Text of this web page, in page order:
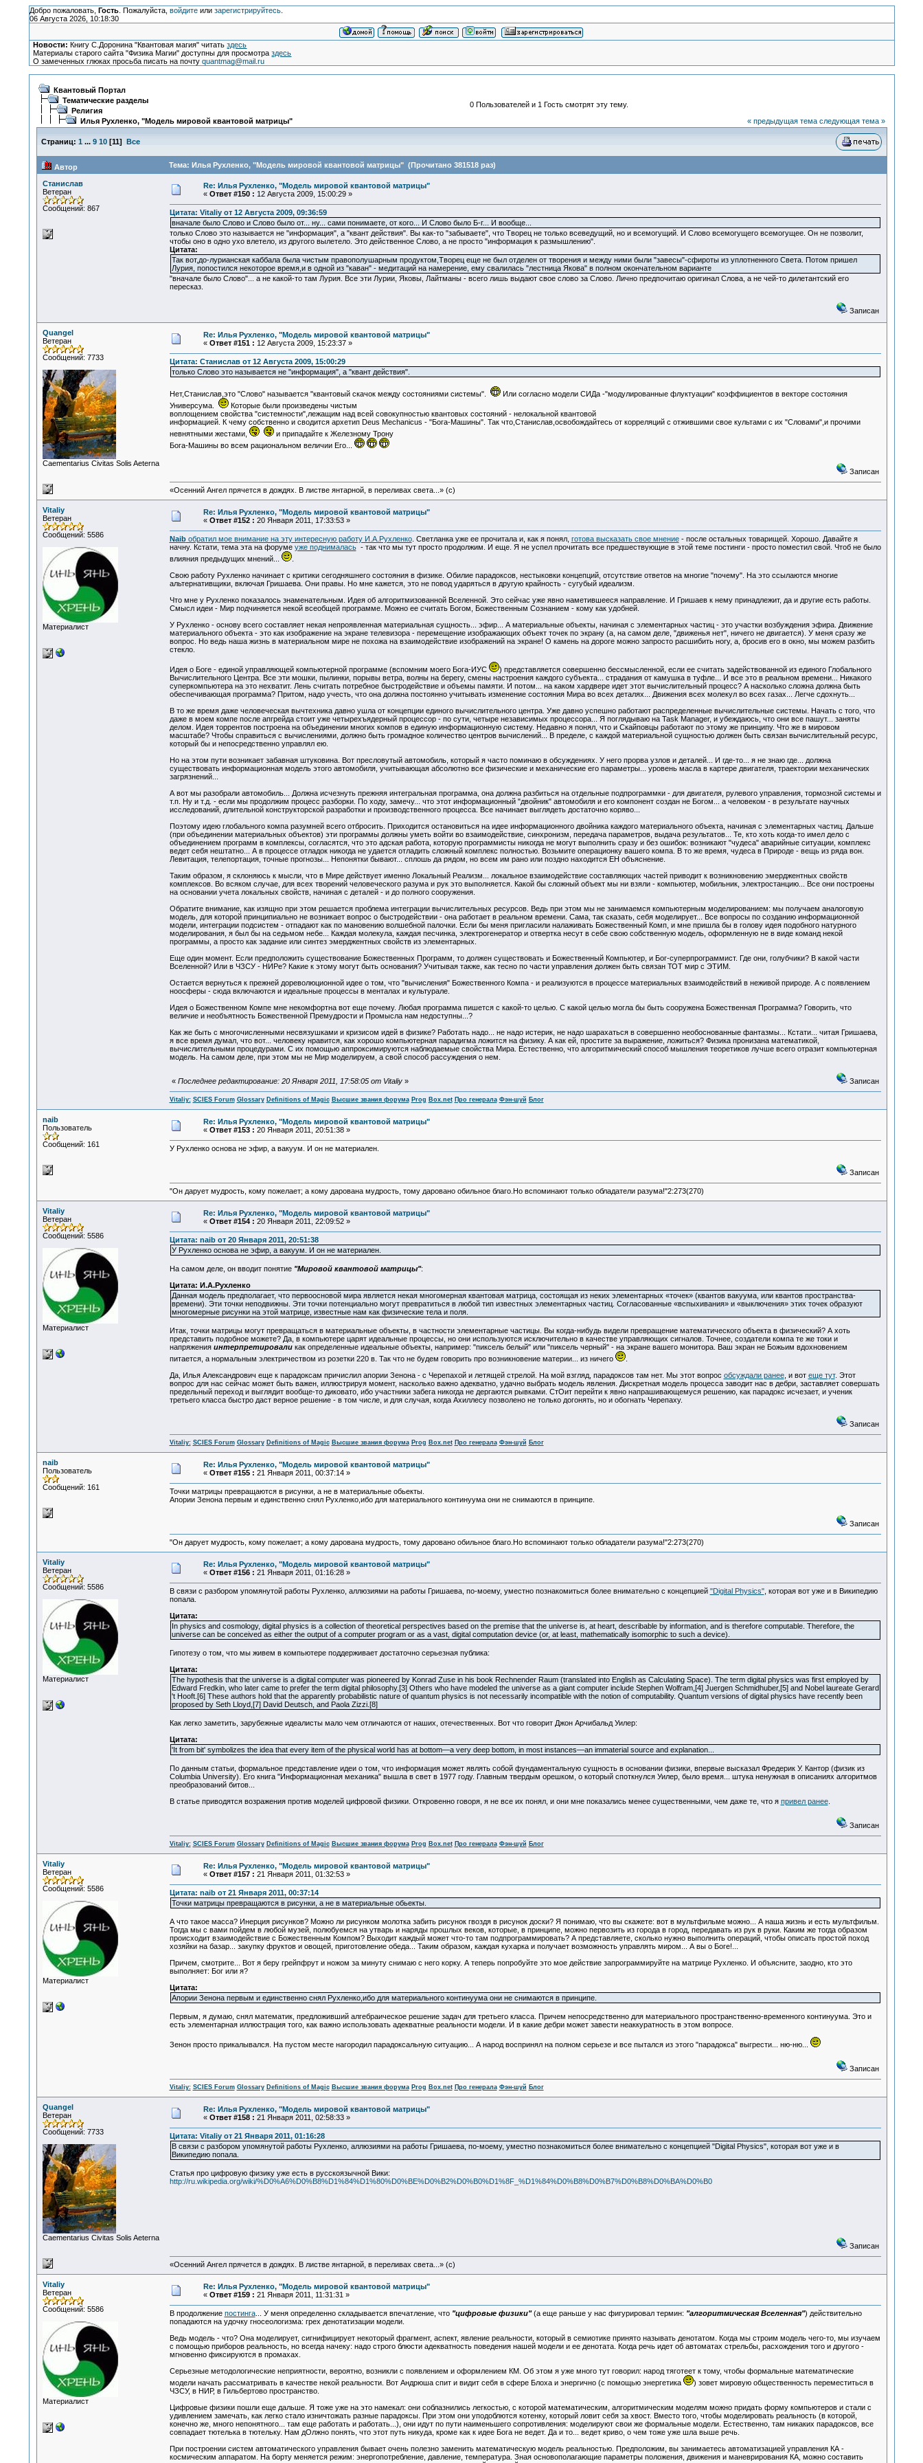
Добро пожаловать, Гость. Пожалуйста, войдитеили зарегистрируйтесь.
06 Августа 2026, 10:18:30
Новости: Книгу С.Доронина "Квантовая магия" читатьздесь
Материалы старого сайта "Физика Магии" доступны для просмотраздесь
О замеченных глюках просьба писать на почтуquantmag@mail.ru
Квантовый Портал
Тематические разделы
Религия
Илья Рухленко, "Модель мировой квантовой матрицы"
0 Пользователей и 1 Гость смотрят эту тему.
« предыдущая тема следующая тема »
Страниц: 1 ... 9 10[11] Все
Автор Тема: Илья Рухленко, "Модель мировой квантовой матрицы" (Прочитано 381518 раз)
Станислав
Ветеран
Сообщений: 867
Re: Илья Рухленко, "Модель мировой квантовой матрицы"
« Ответ #150 : 12 Августа 2009, 15:00:29 »
Цитата: Vitaliy от 12 Августа 2009, 09:36:59
вначале было Слово и Слово было от... ну... сами понимаете, от кого... И Слово было Б-г... И вообще...
только Слово это называется не "информация", а "квант действия". Вы как-то "забываете", что Творец не только всеведущий, но и всемогущий. И Слово всемогущего всемогущее. Он не позволит,
чтобы оно в одно ухо влетело, из другого вылетело. Это действенное Слово, а не просто "информация к размышлению".
Цитата:
Так вот,до-лурианская каббала была чистым правополушарным продуктом,Творец еще не был отделен от творения и между ними были "завесы"-сфироты из уплотненного Света. Потом пришел
Лурия, попостился некоторое время,и в одной из "каван" - медитаций на намерение, ему свалилась "лестница Якова" в полном окончательном варианте
"вначале было Слово"... а не какой-то там Лурия. Все эти Лурии, Яковы, Лайтманы - всего лишь выдают свое слово за Слово. Лично предпочитаю оригинал Слова, а не чей-то дилетантский его
пересказ.
Записан
Quangel
Ветеран
Сообщений: 7733
Сaementarius Civitas Solis Aeterna
Re: Илья Рухленко, "Модель мировой квантовой матрицы"
« Ответ #151 : 12 Августа 2009, 15:23:37 »
Цитата: Станислав от 12 Августа 2009, 15:00:29
только Слово это называется не "информация", а "квант действия".
Нет,Станислав,это "Слово" называется "квантовый скачок между состояниями системы".
Или согласно модели СИДа -"модулированные флуктуации" коэффициентов в векторе состояния
Универсума.
Которые были произведены чистым
воплощением свойства "системности",лежащим над всей совокупностью квантовых состояний - нелокальной квантовой
информацией. К чему собственно и сводится архетип Deus Mechanicus - "Бога-Машины". Так что,Станислав,освобождайтесь от корреляций с отжившими свое культами с их "Словами",и прочими
невнятными жестами,
и припадайте к Железному Трону
Бога-Машины во всем рациональном величии Его...
Записан
«Осенний Ангел прячется в дождях. В листве янтарной, в переливах света...» (c)
Vitaliy
Ветеран
Сообщений: 5586
Материалист
Re: Илья Рухленко, "Модель мировой квантовой матрицы"
« Ответ #152 : 20 Января 2011, 17:33:53 »
Naibобратил мое внимание на эту интересную работу И.А.Рухленко. Светланка уже ее прочитала и, как я понял, готова высказать свое мнение- после остальных товарищей. Хорошо. Давайте я
начну. Кстати, тема эта на форуме уже поднималась- так что мы тут просто продолжим. И еще. Я не успел прочитать все предшествующие в этой теме постинги - просто поместил свой. Чтоб не было
влияния предыдущих мнений...
.
Свою работу Рухленко начинает с критики сегодняшнего состояния в физике. Обилие парадоксов, нестыковки концепций, отсутствие ответов на многие "почему". На это ссылаются многие
альтернативщики, включая Гришаева. Они правы. Но мне кажется, это не повод ударяться в другую крайность - сугубый идеализм.
Что мне у Рухленко показалось знаменательным. Идея об алгоритмизованной Вселенной. Это сейчас уже явно наметившееся направление. И Гришаев к нему принадлежит, да и другие есть работы.
Смысл идеи - Мир подчиняется некой всеобщей программе. Можно ее считать Богом, Божественным Сознанием - кому как удобней.
У Рухленко - основу всего составляет некая непроявленная материальная сущность... эфир... А материальные объекты, начиная с элементарных частиц - это участки возбуждения эфира. Движение
материального объекта - это как изображение на экране телевизора - перемещение изображающих объект точек по экрану (а, на самом деле, "движенья нет", ничего не двигается). У меня сразу же
вопрос. Но ведь наша жизнь в материальном мире не похожа на взаимодействие изображений на экране! О камень на дороге можно запросто расшибить ногу, а, бросив его в окно, мы можем разбить
стекло.
Идея о Боге - единой управляющей компьютерной программе (вспомним моего Бога-ИУС
) представляется совершенно бессмысленной, если ее считать задействованной из единого Глобального
Вычислительного Центра. Все эти мошки, пылинки, порывы ветра, волны на берегу, смены настроения каждого субъекта... страдания от камушка в туфле... И все это в реальном времени... Никакого
суперкомпьютера на это нехватит. Лень считать потребное быстродействие и объемы памяти. И потом... на каком хардвере идет этот вычислительный процесс? А насколько сложна должна быть
обеспечивающая программа? Притом, надо учесть, что она должна постоянно учитывать изменение состояния Мира во всех деталях... Движения всех молекул во всех газах... Легче сдохнуть...
В то же время даже человеческая вычтехника давно ушла от концепции единого вычислительного центра. Уже давно успешно работают распределенные вычислительные системы. Начать с того, что
даже в моем компе после апгрейда стоит уже четырехъядерный процессор - по сути, четыре независимых процессора... Я поглядываю на Task Manager, и убеждаюсь, что они все пашут... заняты
делом. Идея торрентов построена на объединении многих компов в единую информационную систему. Недавно я понял, что и Скайповцы работают по этому же принципу. Что же в мировом
масштабе? Чтобы справиться с вычислениями, должно быть громадное количество центров вычислений... В пределе, с каждой материальной сущностью должен быть связан вычислительный ресурс,
который бы и непосредственно управлял ею.
Но на этом пути возникает забавная штуковина. Вот пресловутый автомобиль, который я часто поминаю в обсуждениях. У него прорва узлов и деталей... И где-то... я не знаю где... должна
существовать информационная модель этого автомобиля, учитывающая абсолютно все физические и механические его параметры... уровень масла в картере двигателя, траектории механических
загрязнений...
А вот мы разобрали автомобиль... Должна исчезнуть прежняя интегральная программа, она должна разбиться на отдельные подпрограммки - для двигателя, рулевого управления, тормозной системы и
т.п. Ну и т.д. - если мы продолжим процесс разборки. По ходу, замечу... что этот информационный "двойник" автомобиля и его компонент создан не Богом... а человеком - в результате научных
исследований, длительной конструкторской разработки и производственного процесса. Все начинает выглядеть достаточно коряво...
Поэтому идею глобального компа разумней всего отбросить. Приходится остановиться на идее информационного двойника каждого материального объекта, начиная с элементарных частиц. Дальше
(при объединении материальных объектов) эти программы должны уметь войти во взаимодействие, синхронизм, передача параметров, выдача результатов... Те, кто хоть когда-то имел дело с
объединением программ в комплексы, согласятся, что это адская работа, которую программисты никогда не могут выполнить сразу и без ошибок: возникают "чудеса" аварийные ситуации, комплекс
ведет себя нештатно... А в процессе отладок никогда не удается отладить сложный комплекс полностью. Возьмите операционку вашего компа. В то же время, чудеса в Природе - вещь из ряда вон.
Левитация, телепортация, точные прогнозы... Непонятки бывают... сплошь да рядом, но всем им рано или поздно находится ЕН объяснение.
Таким образом, я склоняюсь к мысли, что в Мире действует именно Локальный Реализм... локальное взаимодействие составляющих частей приводит к возникновению эмерджентных свойств
комплексов. Во всяком случае, для всех творений человеческого разума и рук это выполняется. Какой бы сложный объект мы ни взяли - компьютер, мобильник, электростанцию... Все они построены
на основании учета локальных свойств, начиная с деталей - и до полного сооружения.
Обратите внимание, как изящно при этом решается проблема интеграции вычислительных ресурсов. Ведь при этом мы не занимаемся компьютерным моделированием: мы получаем аналоговую
модель, для которой принципиально не возникает вопрос о быстродействии - она работает в реальном времени. Сама, так сказать, себя моделирует... Все вопросы по созданию информационной
модели, интеграции подсистем - отпадают как по мановению волшебной палочки. Если бы меня пригласили налаживать Божественный Комп, и мне пришла бы в голову идея подобного натурного
моделирования, я был бы на седьмом небе... Каждая молекула, каждая песчинка, электрогенератор и отвертка несут в себе свою собственную модель, оформленную не в виде команд некой
программы, а просто как задание или синтез эмерджентных свойств из элементарных.
Еще один момент. Если предположить существование Божественных Программ, то должен существовать и Божественный Компьютер, и Бог-суперпрограммист. Где они, голубчики? В какой части
Вселенной? Или в ЧЗСУ - НИРе? Какие к этому могут быть основания? Учитывая также, как тесно по части управления должен быть связан ТОТ мир с ЭТИМ.
Остается вернуться к прежней дореволюционной идее о том, что "вычисления" Божественного Компа - и реализуются в процессе материальных взаимодействий в неживой природе. А с появлением
ноосферы - сюда включаются и идеальные процессы в менталах и культурале.
Идея о Божественном Компе мне некомфортна вот еще почему. Любая программа пишется с какой-то целью. С какой целью могла бы быть сооружена Божественная Программа? Говорить, что
величие и необъятность Божественной Премудрости и Промысла нам недоступны...?
Как же быть с многочисленными несвязушками и кризисом идей в физике? Работать надо... не надо истерик, не надо шарахаться в совершенно необоснованные фантазмы... Кстати... читая Гришаева,
я все время думал, что вот... человеку нравится, как хорошо компьютерная парадигма ложится на физику. А как ей, простите за выражение, ложиться? Физика пронизана математикой,
вычислительными процедурами. С их помощью аппроксимируются наблюдаемые свойства Мира. Естественно, что алгоритмический способ мышления теоретиков лучше всего отразит компьютерная
модель. На самом деле, при этом мы не Мир моделируем, а свой способ рассуждения о нем.
« Последнее редактирование: 20 Января 2011, 17:58:05 от Vitaliy» Записан
Vitaliy: SCIES Forum Glossary Definitions of Magic Высшие звания форума Prog Box.net Про генерала Фэн-шуй Блог
naib
Пользователь
Сообщений: 161
Re: Илья Рухленко, "Модель мировой квантовой матрицы"
« Ответ #153 : 20 Января 2011, 20:51:38 »
У Рухленко основа не эфир, а вакуум. И он не материален.
Записан
"Он дарует мудрость, кому пожелает; а кому дарована мудрость, тому даровано обильное благо.Но вспоминают только обладатели разума!"2:273(270)
Vitaliy
Ветеран
Сообщений: 5586
Материалист
Re: Илья Рухленко, "Модель мировой квантовой матрицы"
« Ответ #154 : 20 Января 2011, 22:09:52 »
Цитата: naib от 20 Января 2011, 20:51:38
У Рухленко основа не эфир, а вакуум. И он не материален.
На самом деле, он вводит понятие "Мировой квантовой матрицы":
Цитата: И.А.Рухленко
Данная модель предполагает, что первоосновой мира является некая многомерная квантовая матрица, состоящая из неких элементарных «точек» (квантов вакуума, или квантов пространства-
времени). Эти точки неподвижны. Эти точки потенциально могут превратиться в любой тип известных элементарных частиц. Согласованные «вспыхивания» и «выключения» этих точек образуют
многомерные рисунки на этой матрице, известные нам как физические тела и поля.
Итак, точки матрицы могут превращаться в материальные объекты, в частности элементарные частицы. Вы когда-нибудь видели превращение математического объекта в физический? А хоть
представить подобное можете? Да, в компьютере царят идеальные процессы, но они используются исключительно в качестве управляющих сигналов. Точнее, создатели компа те же токи и
напряжения интерпретироваликак определенные идеальные объекты, например: "пиксель белый" или "пиксель черный" - на экране вашего монитора. Ваш экран не Божьим вдохновением
питается, а нормальным электричеством из розетки 220 в. Так что не будем говорить про возникновение материи... из ничего
.
Да, Илья Александрович еще к парадоксам причислил апории Зенона - с Черепахой и летящей стрелой. На мой взгляд, парадоксов там нет. Мы этот вопрос обсуждали ранее, и вот еще тут. Этот
вопрос для нас сейчас может быть важен, иллюстрируя момент, насколько важно адекватно, удачно выбрать модель явления. Дискретная модель процесса заводит нас в дебри, заставляет совершать
предельный переход и выглядит вообще-то диковато, ибо участники забега никогда не дергаются рывками. СтОит перейти к явно напрашивающемуся решению, как парадокс исчезает, и ученик
третьего класса быстро даст верное решение - в том числе, и для случая, когда Ахиллесу позволено не только догонять, но и обогнать Черепаху.
Записан
Vitaliy: SCIES Forum Glossary Definitions of Magic Высшие звания форума Prog Box.net Про генерала Фэн-шуй Блог
naib
Пользователь
Сообщений: 161
Re: Илья Рухленко, "Модель мировой квантовой матрицы"
« Ответ #155 : 21 Января 2011, 00:37:14 »
Точки матрицы превращаются в рисунки, а не в материальные обьекты.
Апории Зенона первым и единственно снял Рухленко,ибо для материального континуума они не снимаются в принципе.
Записан
"Он дарует мудрость, кому пожелает; а кому дарована мудрость, тому даровано обильное благо.Но вспоминают только обладатели разума!"2:273(270)
Vitaliy
Ветеран
Сообщений: 5586
Материалист
Re: Илья Рухленко, "Модель мировой квантовой матрицы"
« Ответ #156 : 21 Января 2011, 01:16:28 »
В связи с разбором упомянутой работы Рухленко, аллюзиями на работы Гришаева, по-моему, уместно познакомиться более внимательно с концепцией "Digital Physics", которая вот уже и в Википедию
попала.
Цитата:
In physics and cosmology, digital physics is a collection of theoretical perspectives based on the premise that the universe is, at heart, describable by information, and is therefore computable. Therefore, the
universe can be conceived as either the output of a computer program or as a vast, digital computation device (or, at least, mathematically isomorphic to such a device).
Гипотезу о том, что мы живем в компьютере поддерживает достаточно серьезная публика:
Цитата:
The hypothesis that the universe is a digital computer was pioneered by Konrad Zuse in his book Rechnender Raum (translated into English as Calculating Space). The term digital physics was first employed by
Edward Fredkin, who later came to prefer the term digital philosophy.[3] Others who have modeled the universe as a giant computer include Stephen Wolfram,[4] Juergen Schmidhuber,[5] and Nobel laureate Gerard
't Hooft.[6] These authors hold that the apparently probabilistic nature of quantum physics is not necessarily incompatible with the notion of computability. Quantum versions of digital physics have recently been
proposed by Seth Lloyd,[7] David Deutsch, and Paola Zizzi.[8]
Как легко заметить, зарубежные идеалисты мало чем отличаются от наших, отечественных. Вот что говорит Джон Арчибальд Уилер:
Цитата:
'It from bit' symbolizes the idea that every item of the physical world has at bottom—a very deep bottom, in most instances—an immaterial source and explanation...
По данным статьи, формальное представление идеи о том, что информация может являть собой фундаментальную сущность в основании физики, впервые высказал Фредерик У. Кантор (физик из
Columbia University). Его книга "Информационная механика" вышла в свет в 1977 году. Главным твердым орешком, о который споткнулся Уилер, было время... штука ненужная в описаниях алгоритмов
преобразований битов...
В статье приводятся возражения против моделей цифровой физики. Откровенно говоря, я не все их понял, и они мне показались менее существенными, чем даже те, что я привел ранее.
Записан
Vitaliy: SCIES Forum Glossary Definitions of Magic Высшие звания форума Prog Box.net Про генерала Фэн-шуй Блог
Vitaliy
Ветеран
Сообщений: 5586
Материалист
Re: Илья Рухленко, "Модель мировой квантовой матрицы"
« Ответ #157 : 21 Января 2011, 01:32:53 »
Цитата: naib от 21 Января 2011, 00:37:14
Точки матрицы превращаются в рисунки, а не в материальные обьекты.
А что такое масса? Инерция рисунков? Можно ли рисунком молотка забить рисунок гвоздя в рисунок доски? Я понимаю, что вы скажете: вот в мультфильме можно... А наша жизнь и есть мультфильм.
Тогда мы с вами пойдем в любой музей, полюбуемся на утварь и наряды прошлых веков, которые, в принципе, можно первозить из города в город, передавать из рук в руки. Каким же тогда образом
происходит взаимодействие с Божественным Компом? Выходит каждый может что-то там подпрограммировать? А представляете, сколько нужно выполнить операций, чтобы описать простой поход
хозяйки на базар... закупку фруктов и овощей, приготовление обеда... Таким образом, каждая кухарка и получает возможность управлять миром... А вы о Боге!...
Причем, смотрите... Вот я беру грейпфрут и ножом за минуту снимаю с него корку. А теперь попробуйте это мое действие запрограммируйте на матрице Рухленко. И объясните, заодно, кто это
выполняет: Бог или я?
Цитата:
Апории Зенона первым и единственно снял Рухленко,ибо для материального континуума они не снимаются в принципе.
Первым, я думаю, снял математик, предложивший алгебраическое решение задач для третьего класса. Причем непосредственно для материального пространственно-временного континуума. Это и
есть элементарная иллюстрация того, как важно использовать адекватные реальности модели. И в какие дебри может завести неаккуратность в этом вопросе.
Зенон просто прикалывался. На пустом месте нагородил парадоксальную ситуацию... А народ воспринял на полном серьезе и все пытался из этого "парадокса" выгрести... ню-ню...
Записан
Vitaliy: SCIES Forum Glossary Definitions of Magic Высшие звания форума Prog Box.net Про генерала Фэн-шуй Блог
Quangel
Ветеран
Сообщений: 7733
Сaementarius Civitas Solis Aeterna
Re: Илья Рухленко, "Модель мировой квантовой матрицы"
« Ответ #158 : 21 Января 2011, 02:58:33 »
Цитата: Vitaliy от 21 Января 2011, 01:16:28
В связи с разбором упомянутой работы Рухленко, аллюзиями на работы Гришаева, по-моему, уместно познакомиться более внимательно с концепцией "Digital Physics", которая вот уже и в
Википедию попала.
Статья про цифровую физику уже есть в русскоязычной Вики:
http://ru.wikipedia.org/wiki/%D0%A6%D0%B8%D1%84%D1%80%D0%BE%D0%B2%D0%B0%D1%8F_%D1%84%D0%B8%D0%B7%D0%B8%D0%BA%D0%B0
Записан
«Осенний Ангел прячется в дождях. В листве янтарной, в переливах света...» (c)
Vitaliy
Ветеран
Сообщений: 5586
Материалист
Re: Илья Рухленко, "Модель мировой квантовой матрицы"
« Ответ #159 : 21 Января 2011, 11:31:31 »
В продолжение постинга... У меня определенно складывается впечатление, что "цифровые физики"(а еще раньше у нас фигурировал термин: "алгоритмическая Вселенная") действительно
попадаются на удочку гносеологизма: грех денотатизации модели.
Ведь модель - что? Она моделирует, сигнифицирует некоторый фрагмент, аспект, явление реальности, который в семиотике принято называть денотатом. Когда мы строим модель чего-то, мы изучаем
с помощью приборов реальность, но всегда начеку: надо строго блюсти адекватность поведения нашей модели и ее денотата. Когда речь идет об автоматах стрельбы, расхождения того и другого -
мгновенно фиксируются в промахах.
Серьезные методологические неприятности, вероятно, возникли с появлением и оформлением КМ. Об этом я уже много тут говорил: народ тяготеет к тому, чтобы формальные математические
модели начать рассматривать в качестве некой реальности. Вот Андрюша спит и видит себя в сфере Блоха и энергично (с помощью энергетика
) зовет мировую общественность переместиться в
ЧЗСУ, в НИР, в Гильбертово пространство.
Цифровые физики пошли еще дальше. Я тоже уже на это намекал: они соблазнились легкостью, с которой математическим, алгоритмическим моделям можно придать форму компьютеров и стали с
удивлением замечать, как легко стало изничтожать разные парадоксы. При этом они уподоблются котенку, который ловит себя за хвост. Вместо того, чтобы моделировать реальность (в которой,
конечно же, много непонятного... там еще работать и работать...), они идут по пути наименьшего сопротивления: моделируют свои же формальные модели. Естественно, там никаких парадоксов, все
совпадает тютелька в тютельку. Нам дОлжно понять, что этот путь никуда, кроме как к идее Бога не ведет. Да и то... ведет криво, о чем тоже уже шла выше речь.
При построении систем автоматического управления бывает очень полезно заменить математическую модель реальностью. Предположим, вы занимаетесь автоматизацией управления КА -
космическим аппаратом. На борту меняется режим: энергопотребление, давление, температура. Зная основополагающие параметры положения, движения и маневрирования КА, можно составить